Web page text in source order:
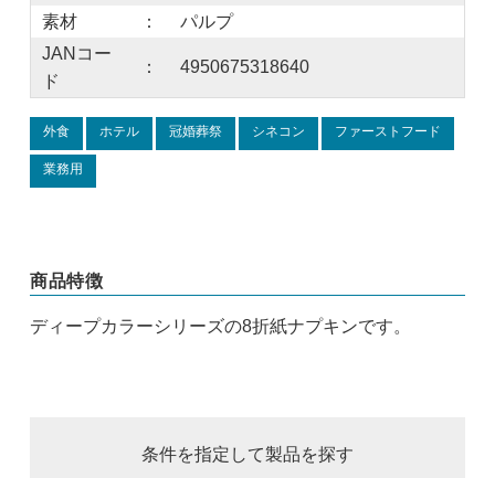
素材 ：
パルプ
JANコー
ド
： 4950675318640
外食 ホテル 冠婚葬祭 シネコン ファーストフード
業務用
商品特徴
ディープカラーシリーズの8折紙ナプキンです。
条件を指定して製品を探す